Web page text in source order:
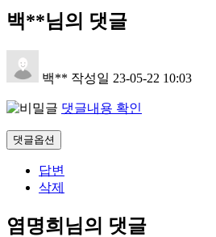
백**님의 댓글
백** 작성일 23-05-22 10:03
댓글내용 확인
댓글옵션
답변
삭제
염명희님의 댓글